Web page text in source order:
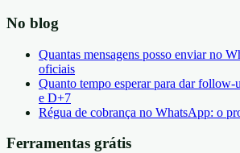
No blog
Quantas mensagens posso enviar no
oficiais
Quanto tempo esperar para dar
e D+7
Régua de cobrança no WhatsApp: o
Ferramentas grátis